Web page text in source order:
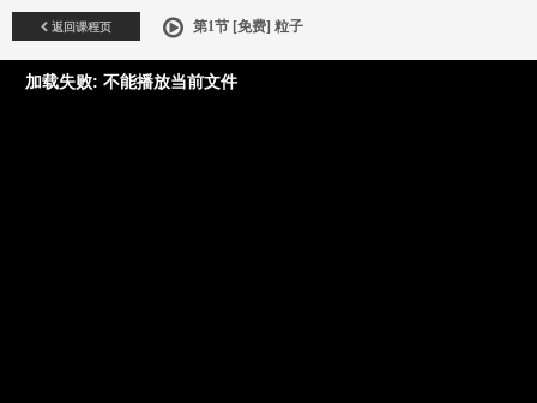
返回课程页 第1节 [免费] 粒子
加载失败: 不能播放当前文件